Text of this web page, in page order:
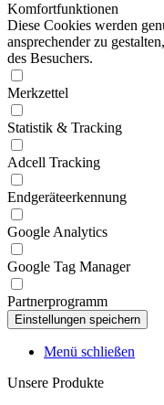
Komfortfunktionen
Diese Cookies werden
ansprechender zu
des Besuchers.
Merkzettel
Statistik & Tracking
Adcell Tracking
Endgeräteerkennung
Google Analytics
Google Tag Manager
Partnerprogramm
Menü schließen
Unsere Produkte